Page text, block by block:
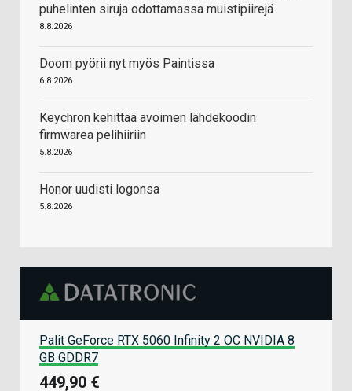
puhelinten siruja odottamassa muistipiirejä
8.8.2026
Doom pyörii nyt myös Paintissa
6.8.2026
Keychron kehittää avoimen lähdekoodin
firmwarea pelihiiriin
5.8.2026
Honor uudisti logonsa
5.8.2026
Palit GeForce RTX 5060 Infinity 2 OC NVIDIA 8
GB GDDR7
449,90 €